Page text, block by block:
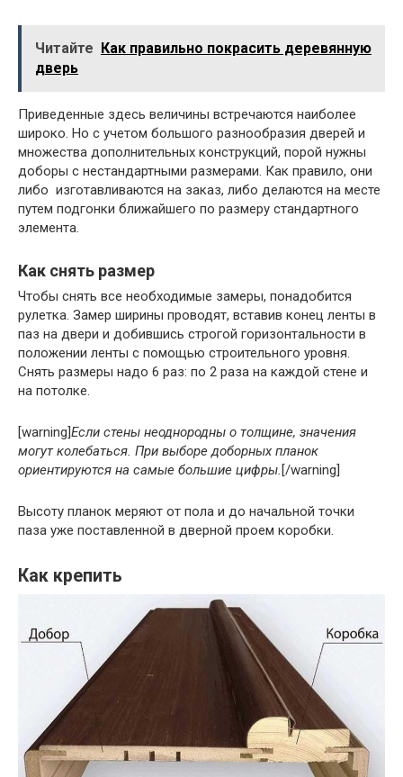
Читайте Как правильно покрасить деревянную
дверь
Приведенные здесь величины встречаются наиболее
широко. Но с учетом большого разнообразия дверей и
множества дополнительных конструкций, порой нужны
доборы с нестандартными размерами. Как правило, они
либо изготавливаются на заказ, либо делаются на месте
путем подгонки ближайшего по размеру стандартного
элемента.
Как снять размер
Чтобы снять все необходимые замеры, понадобится
рулетка. Замер ширины проводят, вставив конец ленты в
паз на двери и добившись строгой горизонтальности в
положении ленты с помощью строительного уровня.
Снять размеры надо 6 раз: по 2 раза на каждой стене и
на потолке.
[warning]Если стены неоднородны о толщине, значения
могут колебаться. При выборе доборных планок
ориентируются на самые большие цифры. [/warning]
Высоту планок меряют от пола и до начальной точки
паза уже поставленной в дверной проем коробки.
Как крепить